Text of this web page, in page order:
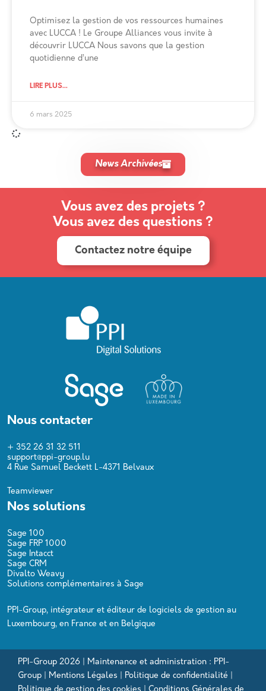
Optimisez la gestion de vos ressources humaines
avec LUCCA ! Le Groupe Alliances vous invite à
découvrir LUCCA Nous savons que la gestion
quotidienne d’une
LIRE PLUS...
6 mars 2025
News Archivées
Vous avez des projets ?
Vous avez des questions ?
Contactez notre équipe
Nous contacter
+ 352 26 31 32 511
support@ppi-group.lu
4 Rue Samuel Beckett L-4371 Belvaux
Teamviewer
Nos solutions
Sage 100
Sage FRP 1000
Sage Intacct
Sage CRM
Divalto Weavy
Solutions complémentaires à Sage
PPI-Group, intégrateur et éditeur de logiciels de gestion au
Luxembourg, en France et en Belgique
PPI-Group 2026 | Maintenance et administration : PPI-
Group | Mentions Légales Politique de confidentialité